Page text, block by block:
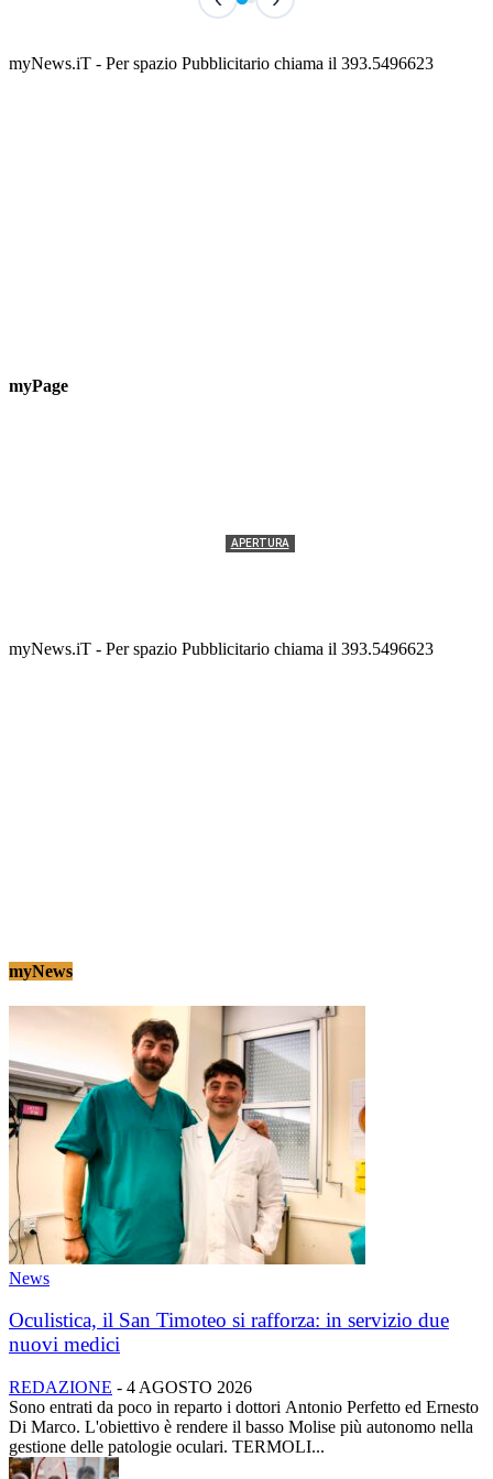
Classic Contest 3vs3 Memorial Michele
📅 6 Agosto 2026 · 09:00 · 📍 Lungomare C. Colombo
myNews.iT - Per spazio Pubblicitario chiama il 393.5496623
myPage
APERTURA
myNews.iT - Per spazio Pubblicitario chiama il 393.5496623
myNews
News
Oculistica, il San Timoteo si rafforza: in servizio due
nuovi medici
REDAZIONE - 4 AGOSTO 2026
Sono entrati da poco in reparto i dottori Antonio Perfetto ed Ernesto
Di Marco. L'obiettivo è rendere il basso Molise più autonomo nella
gestione delle patologie oculari. TERMOLI...